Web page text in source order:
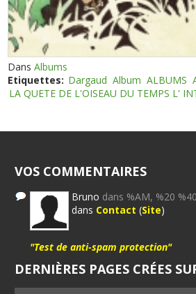
DansAlbums
Etiquettes: Dargaud Album ALBUMS
LA QUETE DE L'OISEAU DU TEMPS L'
VOS COMMENTAIRES
Bruno dans %AM, %20
dans Contact (Site)
"Test de anti-spam protection"
DERNIÈRES PAGES CRÉES